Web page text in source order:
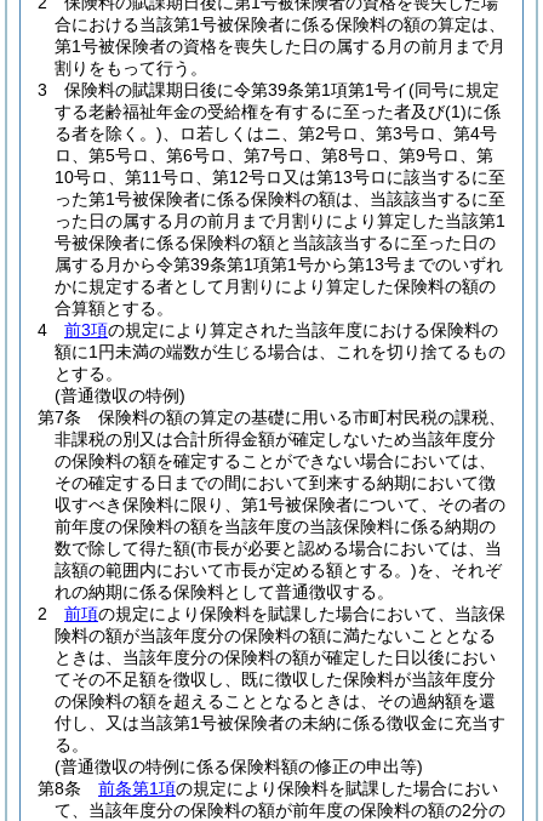
合における当該第1号被保険者に係る保険料の額の算定は、
第1号被保険者の資格を喪失した日の属する月の前月まで月
割りをもって行う。
3
保険料の賦課期日後に令第39条第1項第1号イ(同号に規定
する老齢福祉年金の受給権を有するに至った者及び(1)に係
る者を除く。) 、ロ若しくはニ、第2号ロ、第3号ロ、第4号
ロ、第5号ロ、第6号ロ、第7号ロ、第8号ロ、第9号ロ、第
10号ロ、第11号ロ、第12号ロ又は第13号ロに該当するに至
った第1号被保険者に係る保険料の額は、当該該当するに至
った日の属する月の前月まで月割りにより算定した当該第1
号被保険者に係る保険料の額と当該該当するに至った日の
属する月から令第39条第1項第1号から第13号までのいずれ
かに規定する者として月割りにより算定した保険料の額の
合算額とする。
4
前3項の規定により算定された当該年度における保険料の
額に1円未満の端数が生じる場合は、これを切り捨てるもの
とする。
(普通徴収の特例)
第7条
保険料の額の算定の基礎に用いる市町村民税の課税、
非課税の別又は合計所得金額が確定しないため当該年度分
の保険料の額を確定することができない場合においては、
その確定する日までの間において到来する納期において徴
収すべき保険料に限り、第1号被保険者について、その者の
前年度の保険料の額を当該年度の当該保険料に係る納期の
数で除して得た額(市長が必要と認める場合においては、当
該額の範囲内において市長が定める額とする。)を、それぞ
れの納期に係る保険料として普通徴収する。
2
前項の規定により保険料を賦課した場合において、当該保
険料の額が当該年度分の保険料の額に満たないこととなる
ときは、当該年度分の保険料の額が確定した日以後におい
てその不足額を徴収し、既に徴収した保険料が当該年度分
の保険料の額を超えることとなるときは、その過納額を還
付し、又は当該第1号被保険者の未納に係る徴収金に充当す
る。
(普通徴収の特例に係る保険料額の修正の申出等)
第8条
前条第1項の規定により保険料を賦課した場合におい
て、当該年度分の保険料の額が前年度の保険料の額の2分の